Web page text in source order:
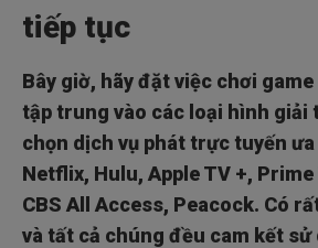
tiếp tục
Bây giờ, hãy đặt việc chơi
tập trung vào các loại hình giải
chọn dịch vụ phát trực tuyến
Netflix, Hulu, Apple TV +,
CBS All Access, Peacock. Có
và tất cả chúng đều cam kết sử